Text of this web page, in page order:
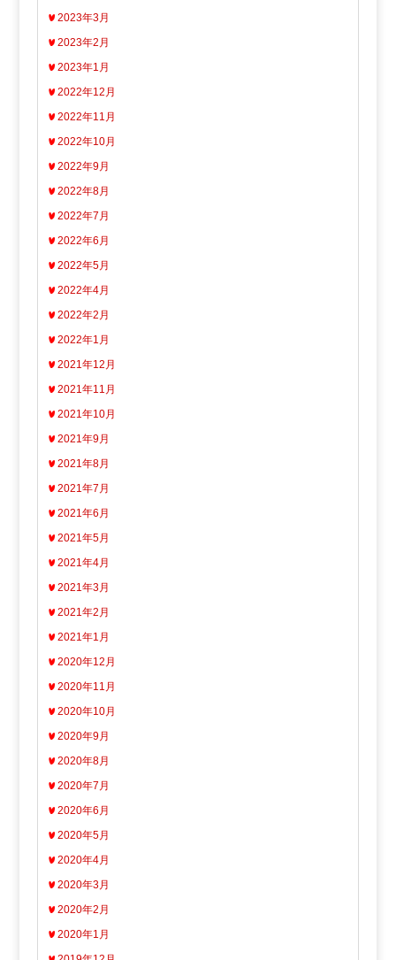
2023年3月
2023年2月
2023年1月
2022年12月
2022年11月
2022年10月
2022年9月
2022年8月
2022年7月
2022年6月
2022年5月
2022年4月
2022年2月
2022年1月
2021年12月
2021年11月
2021年10月
2021年9月
2021年8月
2021年7月
2021年6月
2021年5月
2021年4月
2021年3月
2021年2月
2021年1月
2020年12月
2020年11月
2020年10月
2020年9月
2020年8月
2020年7月
2020年6月
2020年5月
2020年4月
2020年3月
2020年2月
2020年1月